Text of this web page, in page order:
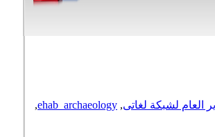
العام لشبكة لغاتى ,
ehab_archaeology
,